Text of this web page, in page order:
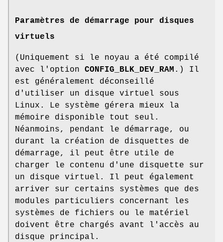
Paramètres de démarrage pour disques
virtuels
(Uniquement si le noyau a été compilé
avec l'option CONFIG_BLK_DEV_RAM .) Il
est généralement déconseillé
d'utiliser un disque virtuel sous
Linux. Le système gérera mieux la
mémoire disponible tout seul.
Néanmoins, pendant le démarrage, ou
durant la création de disquettes de
démarrage, il peut être utile de
charger le contenu d'une disquette sur
un disque virtuel. Il peut également
arriver sur certains systèmes que des
modules particuliers concernant les
systèmes de fichiers ou le matériel
doivent être chargés avant l'accès au
disque principal.